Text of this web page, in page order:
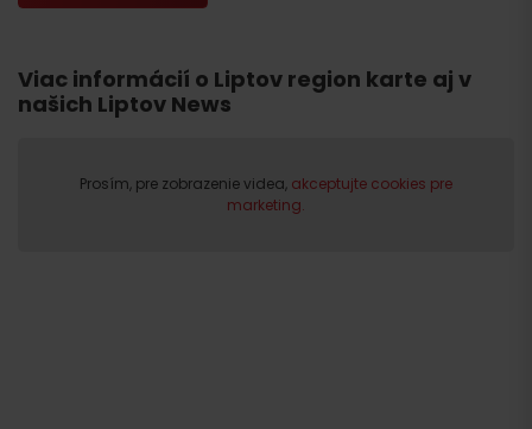
Viac informácií o Liptov region karte aj v
našich Liptov News
Prosím, pre zobrazenie videa, akceptujte cookies pre
marketing.